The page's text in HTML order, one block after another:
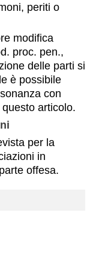
periti o
modifica
proc. pen.,
delle parti si
è possibile
con
articolo.
per la
in
offesa.